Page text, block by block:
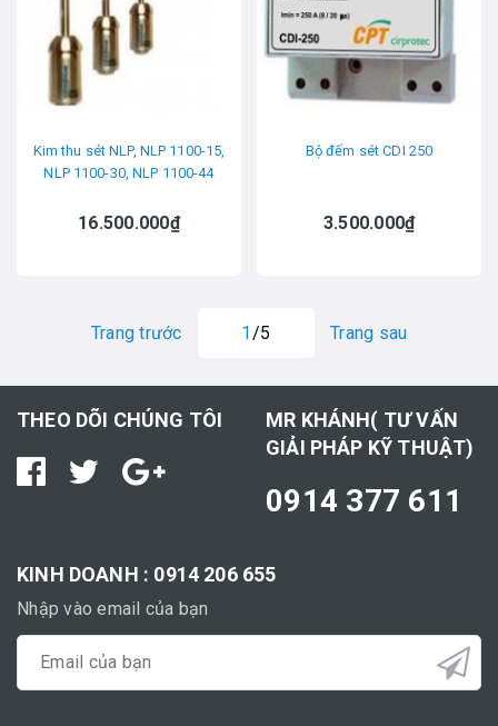
Kim thu sét NLP, NLP 1100-15,
NLP 1100-30, NLP 1100-44
16.500.000₫
Bộ đếm sét CDI 250
3.500.000₫
Trang trước 1 /5 Trang sau
THEO DÕI CHÚNG TÔI
MR KHÁNH( TƯ VẤN
GIẢI PHÁP KỸ THUẬT)
0914 377 611
KINH DOANH : 0914 206 655
Nhập vào email của bạn